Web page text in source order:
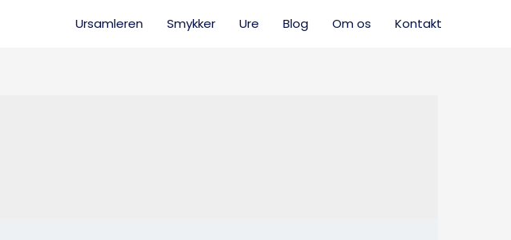
Ursamleren Smykker Ure Blog Om os Kontakt